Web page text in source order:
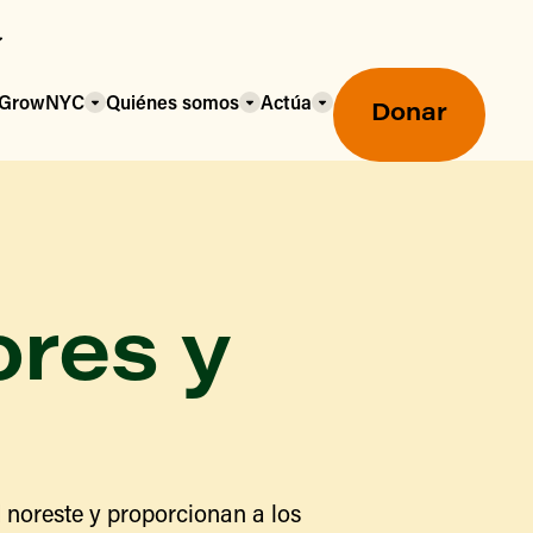
Uso de SNAP y beneficios
Quiénes somos Actúa Donar
y
y proporcionan a los